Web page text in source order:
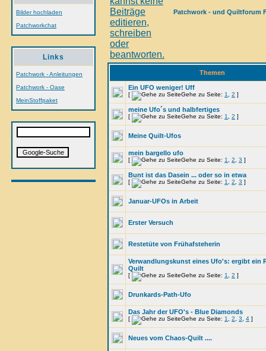
Bilder hochladen
Patchworkchat
Links
Patchwork - Anleitungen
Patchwork - Oase
MeinStoffpaket
Patchwork - und Quiltforum
Themen
Ein UFO weniger! Uff
[ Gehe zu Seite: 1 2 ]
meine Ufo´s und halbfertiges
[ Gehe zu Seite: 1 2 ]
Meine Quilt-Ufos
mein bargello ufo
[ Gehe zu Seite: 1 2 3 ]
Bunt ist das Dasein ... oder so in etwa
[ Gehe zu Seite: 1 2 3 ]
Januar-UFOs in Arbeit
Erster Versuch
Restetüte von Frühafsteherin
Verwandlungskunst eines Ufo's: ergibt ein
Quilt
[ Gehe zu Seite: 1 2 ]
Drunkards-Path-Ufo
Das Jahr der UFO's - Blue Diamonds
[ Gehe zu Seite: 1 2 3 4 ]
Neues vom Chaos-Quilt ....